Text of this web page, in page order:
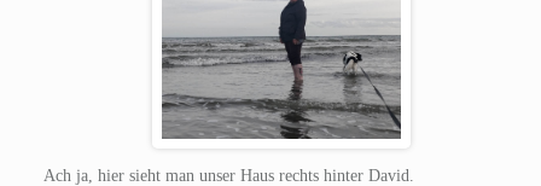
Ach ja, hier sieht man unser Haus rechts hinter David.